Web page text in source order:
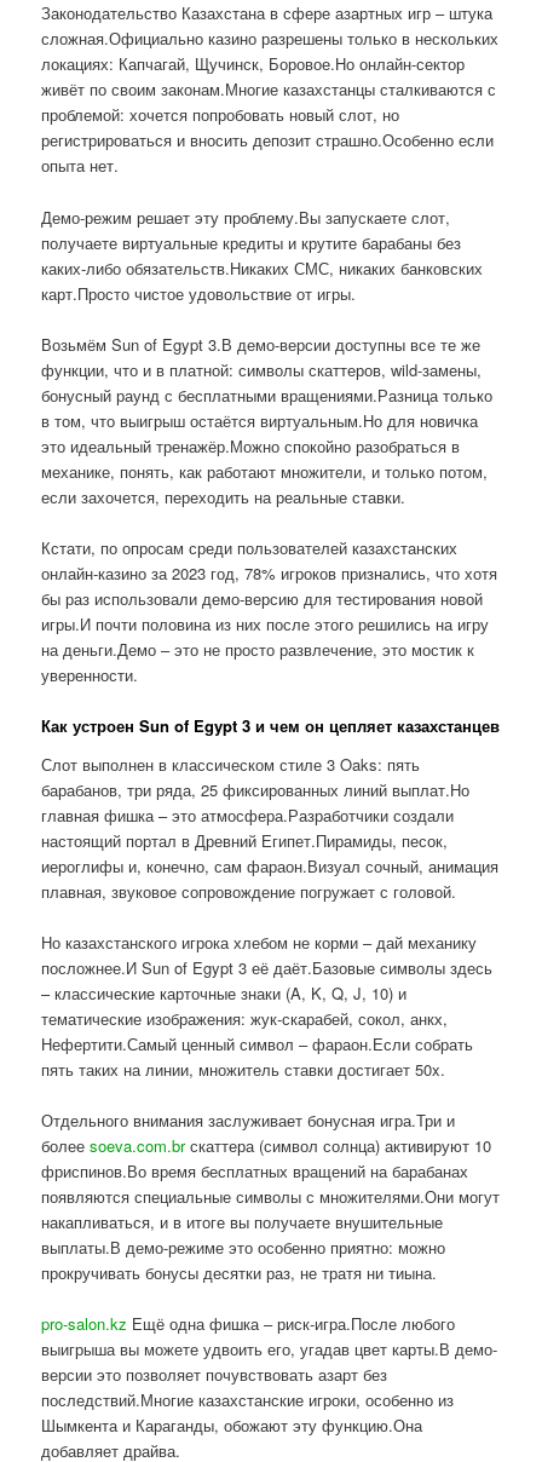
Законодательство Казахстана в сфере азартных игр – штука
сложная.Официально казино разрешены только в нескольких
локациях: Капчагай, Щучинск, Боровое.Но онлайн-сектор
живёт по своим законам.Многие казахстанцы сталкиваются с
проблемой: хочется попробовать новый слот, но
регистрироваться и вносить депозит страшно.Особенно если
опыта нет.
Демо-режим решает эту проблему.Вы запускаете слот,
получаете виртуальные кредиты и крутите барабаны без
каких-либо обязательств.Никаких СМС, никаких банковских
карт.Просто чистое удовольствие от игры.
Возьмём Sun of Egypt 3.В демо-версии доступны все те же
функции, что и в платной: символы скаттеров, wild-замены,
бонусный раунд с бесплатными вращениями.Разница только
в том, что выигрыш остаётся виртуальным.Но для новичка
это идеальный тренажёр.Можно спокойно разобраться в
механике, понять, как работают множители, и только потом,
если захочется, переходить на реальные ставки.
Кстати, по опросам среди пользователей казахстанских
онлайн-казино за 2023 год, 78% игроков признались, что хотя
бы раз использовали демо-версию для тестирования новой
игры.И почти половина из них после этого решились на игру
на деньги.Демо – это не просто развлечение, это мостик к
уверенности.
Как устроен Sun of Egypt 3 и чем он цепляет казахстанцев
Слот выполнен в классическом стиле 3 Oaks: пять
барабанов, три ряда, 25 фиксированных линий выплат.Но
главная фишка – это атмосфера.Разработчики создали
настоящий портал в Древний Египет.Пирамиды, песок,
иероглифы и, конечно, сам фараон.Визуал сочный, анимация
плавная, звуковое сопровождение погружает с головой.
Но казахстанского игрока хлебом не корми – дай механику
посложнее.И Sun of Egypt 3 её даёт.Базовые символы здесь
– классические карточные знаки (A, K, Q, J, 10) и
тематические изображения: жук-скарабей, сокол, анкх,
Нефертити.Самый ценный символ – фараон.Если собрать
пять таких на линии, множитель ставки достигает 50x.
Отдельного внимания заслуживает бонусная игра.Три и
болееsoeva.com.brскаттера (символ солнца) активируют 10
фриспинов.Во время бесплатных вращений на барабанах
появляются специальные символы с множителями.Они могут
накапливаться, и в итоге вы получаете внушительные
выплаты.В демо-режиме это особенно приятно: можно
прокручивать бонусы десятки раз, не тратя ни тиына.
pro-salon.kz Ещё одна фишка – риск-игра.После любого
выигрыша вы можете удвоить его, угадав цвет карты.В демо-
версии это позволяет почувствовать азарт без
последствий.Многие казахстанские игроки, особенно из
Шымкента и Караганды, обожают эту функцию.Она
добавляет драйва.